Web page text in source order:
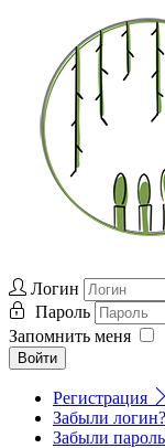
Логин
Пароль
Запомнить меня
Войти
Регистрация
Забыли логин?
Забыли